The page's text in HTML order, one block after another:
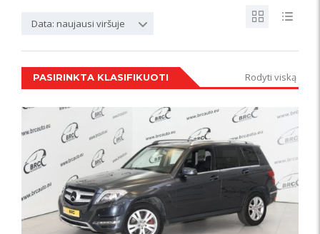
Data: naujausi viršuje
PASIRINKTA KLASIFIKUOTI Rodyti viską
IŠSKIRTINIS